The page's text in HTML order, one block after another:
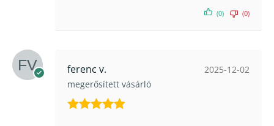
(0) (0)
ferenc v.
megerősített vásárló
2025-12-02